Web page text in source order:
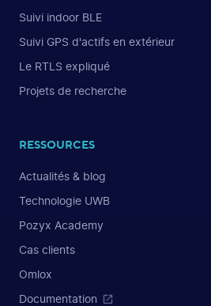
Suivi indoor BLE
Suivi GPS d'actifs en extérieur
Le RTLS expliqué
Projets de recherche
RESSOURCES
Actualités & blog
Technologie UWB
Pozyx Academy
Cas clients
Omlox
Documentation